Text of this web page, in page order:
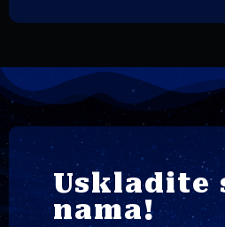
Uskladite
nama!